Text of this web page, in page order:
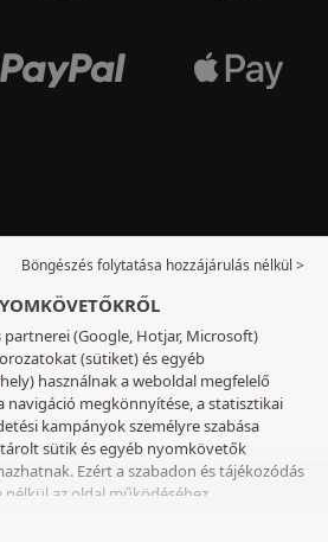
Böngészés folytatása hozzájárulás nélkül >
partnerei (Google, Hotjar, Microsoft)
(sütiket) és egyéb
használnak a weboldal megfelelő
navigáció megkönnyítése, a statisztikai
kampányok személyre szabása
sütik és egyéb nyomkövetők
Ezért a szabadon és tájékozódás
az oldal működéséhez